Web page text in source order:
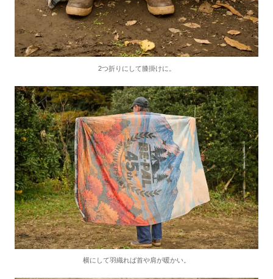
2つ折りにして膝掛けに。
横にして羽織れば首や肩が暖かい。